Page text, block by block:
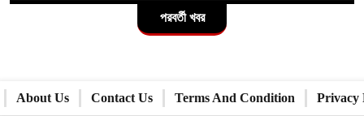
পরবর্তী খবর
About Us Contact Us Terms And Condition Privacy